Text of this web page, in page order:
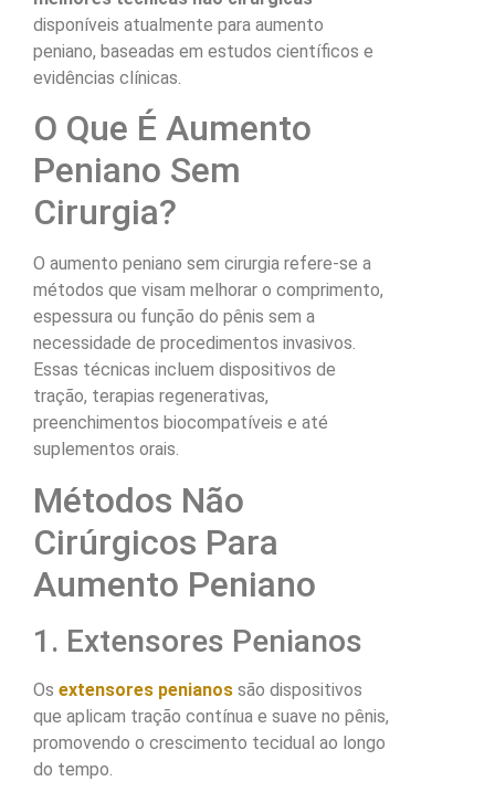
disponíveis atualmente para aumento
peniano, baseadas em estudos científicos e
evidências clínicas.
O Que É Aumento
Peniano Sem
Cirurgia?
O aumento peniano sem cirurgia refere-se a
métodos que visam melhorar o comprimento,
espessura ou função do pênis sem a
necessidade de procedimentos invasivos.
Essas técnicas incluem dispositivos de
tração, terapias regenerativas,
preenchimentos biocompatíveis e até
suplementos orais.
Métodos Não
Cirúrgicos Para
Aumento Peniano
1. Extensores Penianos
Os extensores penianos são dispositivos
que aplicam tração contínua e suave no pênis,
promovendo o crescimento tecidual ao longo
do tempo.